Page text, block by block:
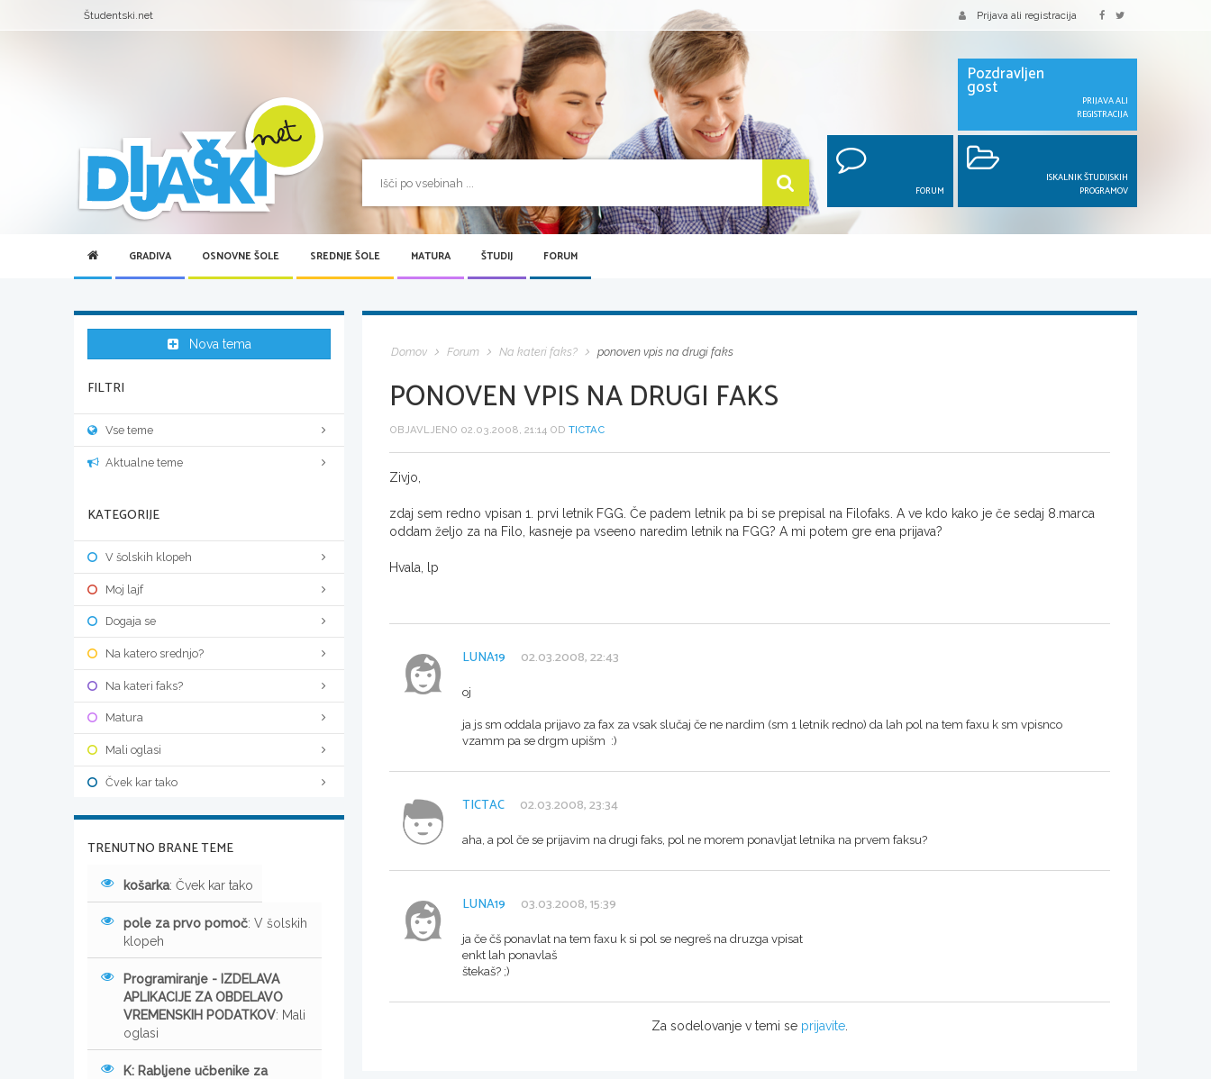
Študentski.net Prijava ali registracija
Pozdravljen
gost
PRIJAVA ALI
REGISTRACIJA
FORUM
ISKALNIK ŠTUDIJSKIH
PROGRAMOV
GRADIVA OSNOVNE ŠOLE SREDNJE ŠOLE MATURA ŠTUDIJ FORUM
Domov Forum Na kateri faks? ponoven vpis na drugi faks
PONOVEN VPIS NA DRUGI FAKS
OBJAVLJENO 02.03.2008, 21:14 OD TICTAC
Zivjo,
zdaj sem redno vpisan 1. prvi letnik FGG. Če padem letnik pa bi se prepisal na Filofaks. A ve kdo kako je če sedaj 8.marca
oddam željo za na Filo, kasneje pa vseeno naredim letnik na FGG? A mi potem gre ena prijava?
Hvala, lp
LUNA19 02.03.2008, 22:43
oj
ja js sm oddala prijavo za fax za vsak slučaj če ne nardim (sm 1 letnik redno) da lah pol na tem faxu k sm vpisnco
vzamm pa se drgm upišm :)
TICTAC 02.03.2008, 23:34
aha, a pol če se prijavim na drugi faks, pol ne morem ponavljat letnika na prvem faksu?
LUNA19 03.03.2008, 15:39
ja če čš ponavlat na tem faxu k si pol se negreš na druzga vpisat
enkt lah ponavlaš
štekaš? ;)
Za sodelovanje v temi se prijavite
Nova tema
FILTRI
Vse teme
Aktualne teme
KATEGORIJE
V šolskih klopeh
Moj lajf
Dogaja se
Na katero srednjo?
Na kateri faks?
Matura
Mali oglasi
Čvek kar tako
TRENUTNO BRANE TEME
košarka: Čvek kar tako
pole za prvo pomoč: V šolskih
klopeh
Programiranje - IZDELAVA
APLIKACIJE ZA OBDELAVO
VREMENSKIH PODATKOV: Mali
oglasi
K: Rabljene učbenike za